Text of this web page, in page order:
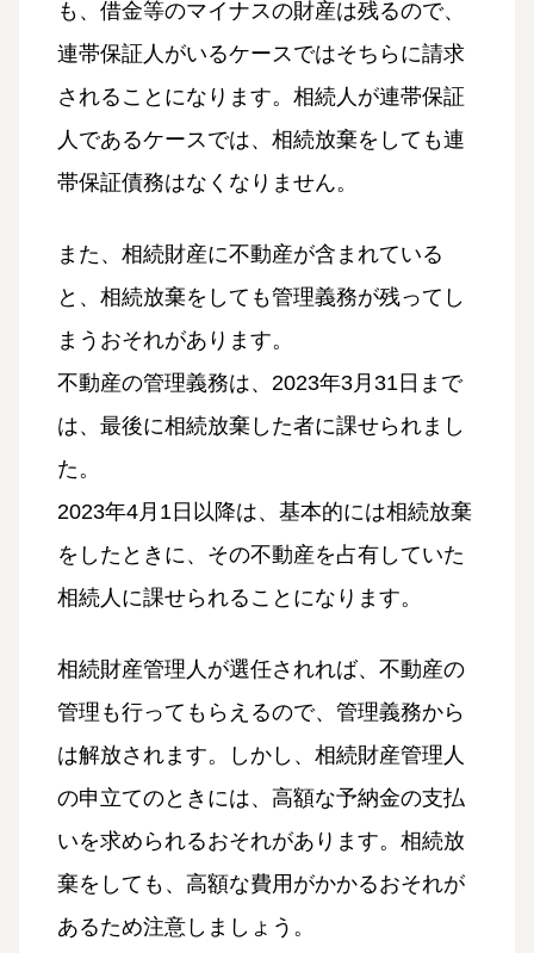
も、借金等のマイナスの財産は残るので、
連帯保証人がいるケースではそちらに請求
されることになります。相続人が連帯保証
人であるケースでは、相続放棄をしても連
帯保証債務はなくなりません。
また、相続財産に不動産が含まれている
と、相続放棄をしても管理義務が残ってし
まうおそれがあります。
不動産の管理義務は、2023年3月31日まで
は、最後に相続放棄した者に課せられまし
た。
2023年4月1日以降は、基本的には相続放棄
をしたときに、その不動産を占有していた
相続人に課せられることになります。
相続財産管理人が選任されれば、不動産の
管理も行ってもらえるので、管理義務から
は解放されます。しかし、相続財産管理人
の申立てのときには、高額な予納金の支払
いを求められるおそれがあります。相続放
棄をしても、高額な費用がかかるおそれが
あるため注意しましょう。